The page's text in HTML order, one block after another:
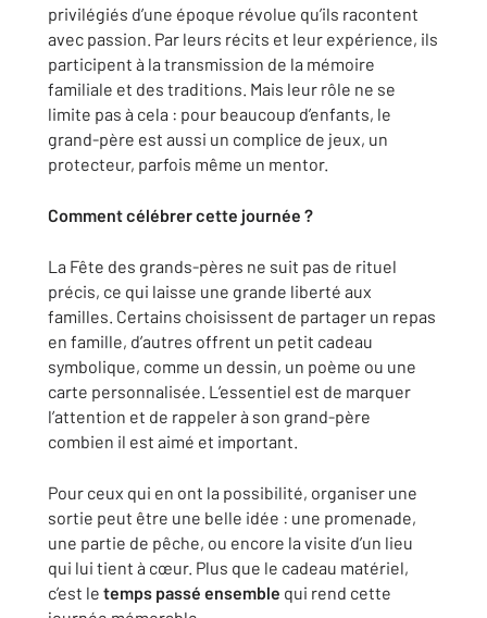
privilégiés d’une époque révolue qu’ils racontent
avec passion. Par leurs récits et leur expérience, ils
participent à la transmission de la mémoire
familiale et des traditions. Mais leur rôle ne se
limite pas à cela : pour beaucoup d’enfants, le
grand-père est aussi un complice de jeux, un
protecteur, parfois même un mentor.
Comment célébrer cette journée ?
La Fête des grands-pères ne suit pas de rituel
précis, ce qui laisse une grande liberté aux
familles. Certains choisissent de partager un repas
en famille, d’autres offrent un petit cadeau
symbolique, comme un dessin, un poème ou une
carte personnalisée. L’essentiel est de marquer
l’attention et de rappeler à son grand-père
combien il est aimé et important.
Pour ceux qui en ont la possibilité, organiser une
sortie peut être une belle idée : une promenade,
une partie de pêche, ou encore la visite d’un lieu
qui lui tient à cœur. Plus que le cadeau matériel,
c’est le temps passé ensemble qui rend cette